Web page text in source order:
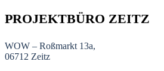
PROJEKTBÜRO ZEITZ
WOW – Roßmarkt 13a,
06712 Zeitz